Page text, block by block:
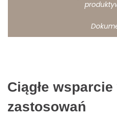
Ciągłe
zastosowań